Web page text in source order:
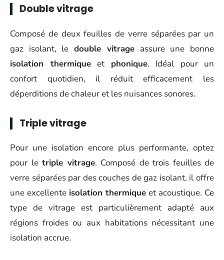
Double vitrage
Composé de deux feuilles de verre séparées par un
gaz isolant, ledouble vitrageassure une bonne
isolation thermiqueet phonique. Idéal pour un
confort quotidien, il réduit efficacement les
déperditions de chaleur et les nuisances sonores.
Triple vitrage
Pour une isolation encore plus performante, optez
pour le triple vitrage. Composé de trois feuilles de
verre séparées par des couches de gaz isolant, il offre
une excellente isolation thermique et acoustique. Ce
type de vitrage est particulièrement adapté aux
régions froides ou aux habitations nécessitant une
isolation accrue.